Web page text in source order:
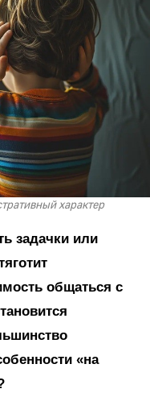
характер
задачки или
общаться с
«на